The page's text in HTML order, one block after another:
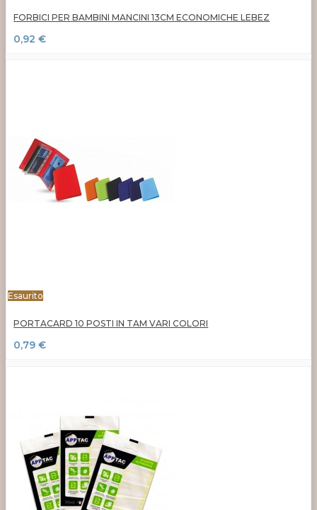
FORBICI PER BAMBINI MANCINI 13CM ECONOMICHE LEBEZ
0,92 €
Esaurito
PORTACARD 10 POSTI IN TAM VARI COLORI
0,79 €